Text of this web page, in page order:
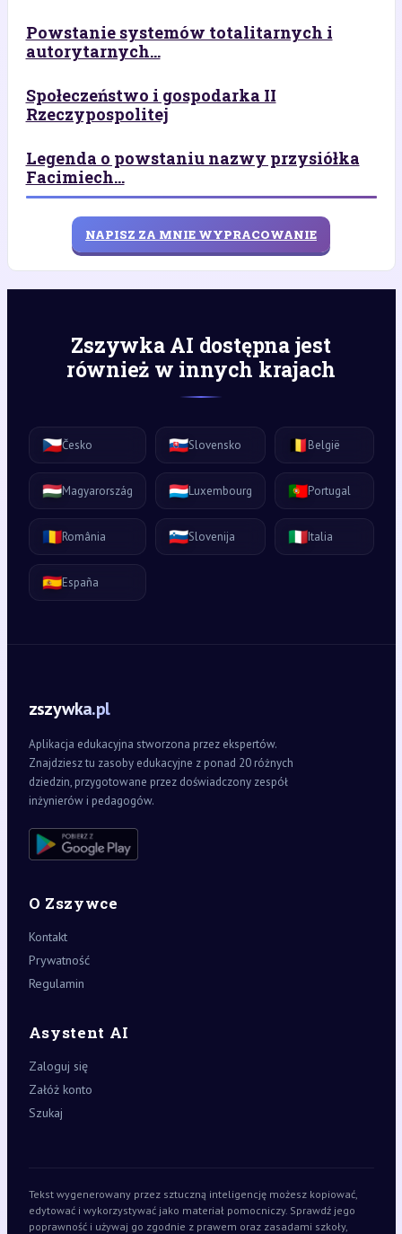
Powstanie systemów totalitarnych i
autorytarnych...
Społeczeństwo i gospodarka II
Rzeczypospolitej
Legenda o powstaniu nazwy przysiółka
Facimiech...
NAPISZ ZA MNIE WYPRACOWANIE
Zszywka AI dostępna jest
również w innych krajach
🇨🇿Česko 🇸🇰Slovensko 🇧🇪België
🇭🇺Magyarország 🇱🇺Luxembourg 🇵🇹Portugal
🇷🇴România 🇸🇮Slovenija 🇮🇹Italia
🇪🇸España
zszywka.pl
Aplikacja edukacyjna stworzona przez ekspertów.
Znajdziesz tu zasoby edukacyjne z ponad 20 różnych
dziedzin, przygotowane przez doświadczony zespół
inżynierów i pedagogów.
O Zszywce
Kontakt
Prywatność
Regulamin
Asystent AI
Zaloguj się
Załóż konto
Szukaj
Tekst wygenerowany przez sztuczną inteligencję możesz kopiować,
edytować i wykorzystywać jako materiał pomocniczy. Sprawdź jego
poprawność i używaj go zgodnie z prawem oraz zasadami szkoły,